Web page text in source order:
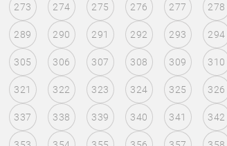
273 274 275 276 277 278
289 290 291 292 293 294
305 306 307 308 309 310
321 322 323 324 325 326
337 338 339 340 341 342